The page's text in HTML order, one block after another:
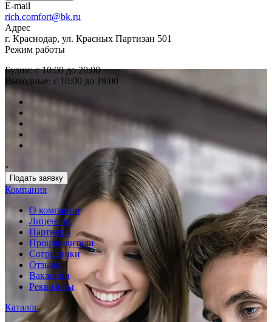
E-mail
rich.comfort@bk.ru
Адрес
г. Краснодар, ул. Красных Партизан 501
Режим работы
Будни: с 10:00 до 20:00
Выходные: с 10:00 до 19:00
Подать заявку
Компания
О компании
Лицензии
Партнеры
Производители
Сотрудники
Отзывы
Вакансии
Реквизиты
Каталог